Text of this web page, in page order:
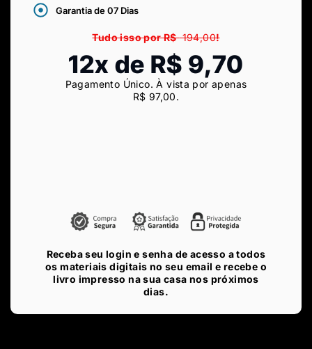
Garantia de 07 Dias
Tudo isso por R$194,00!
12x de R$ 9,70
Pagamento Único. À vista por apenas
R$ 97,00.
Receba seu login e senha de acesso a todos
os materiais digitais no seu email e recebe o
livro impresso na sua casa nos próximos
dias.